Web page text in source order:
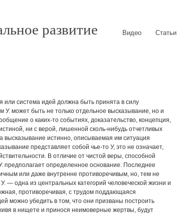
развитие Видео Статьи
или система идей должна быть принята в силу
может быть не только отдельное высказывание, но и
о каких-то событиях, доказательство, концепция,
ни с верой, лишенной сколь-нибудь отчетливых
высказывание истинно, описываемая им ситуация
представляет собой чье-то У, это не означает,
В отличие от чистой веры, способной
предполагает определенное основание. Последнее
или даже внутренне противоречивым, но, тем не
— одна из центральных категорий человеческой жизни и
противоречивая, с трудом поддающаяся
можно убедить в том, что они призваны построить
в нищете и принося неимоверные жертвы, будут